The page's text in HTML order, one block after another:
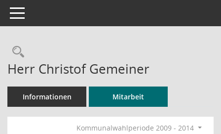
Toggle navigation
Rechercheauswahl
Herr Christof Gemeiner
Informationen Mitarbeit
Kommunalwahlperiode 2009 - 2014